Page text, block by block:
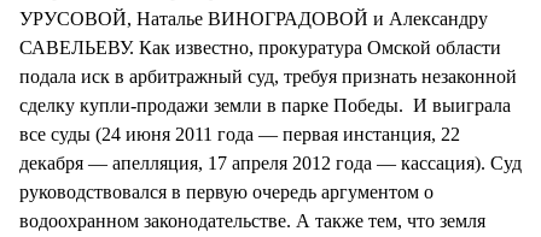
УРУСОВОЙ, Наталье ВИНОГРАДОВОЙ и Александру
САВЕЛЬЕВУ. Как известно, прокуратура Омской области
подала иск в арбитражный суд, требуя признать незаконной
сделку купли-продажи земли в парке Победы. И выиграла
все суды (24 июня 2011 года — первая инстанция, 22
декабря — апелляция, 17 апреля 2012 года — кассация). Суд
руководствовался в первую очередь аргументом о
водоохранном законодательстве. А также тем, что земля